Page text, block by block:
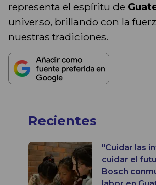
representa el espíritu de
universo, brillando con la
nuestras tradiciones.
Recientes
"Cuidar las
cuidar el
Bosch